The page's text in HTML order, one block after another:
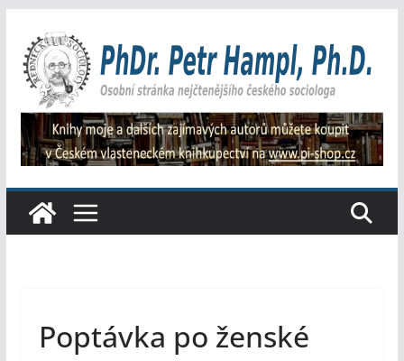
obsah
Poptávka po ženské